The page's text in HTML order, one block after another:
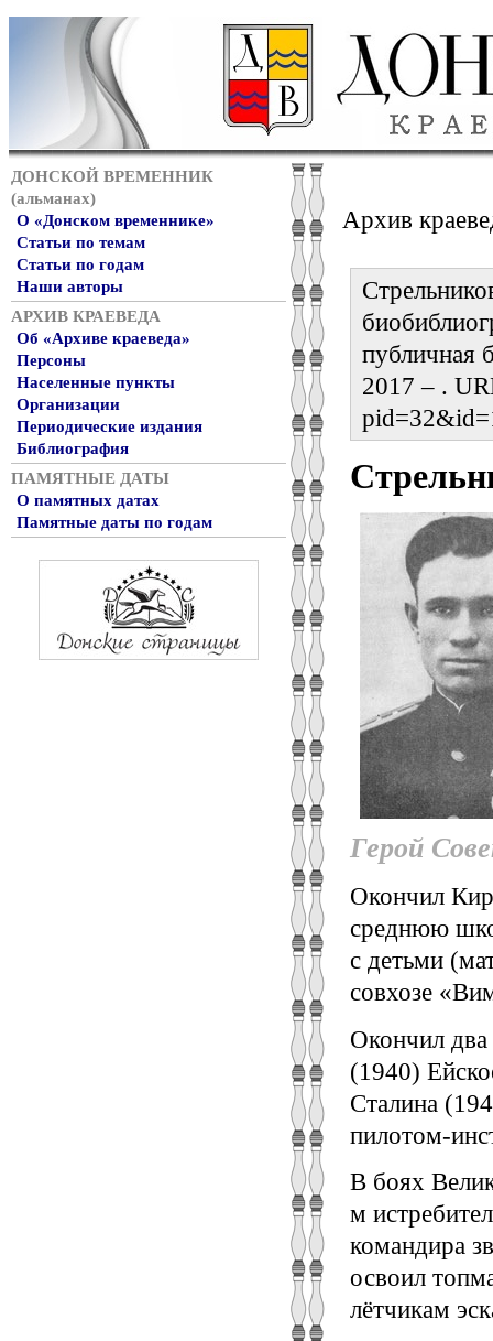
ДОНСКОЙ ВРЕМЕННИК
(альманах)
О «Донском временнике»
Статьи по темам
Статьи по годам
Наши авторы
АРХИВ КРАЕВЕДА
Об «Архиве краеведа»
Персоны
Населенные пункты
Организации
Периодические издания
Библиография
ПАМЯТНЫЕ ДАТЫ
О памятных датах
Памятные даты по годам
Архив
публичная
2017 – .
Герой
Окончил
среднюю
с детьми
совхозе
Окончил два
(1940)
Сталина
пилотом-
В боях
м
командира
освоил
лётчикам